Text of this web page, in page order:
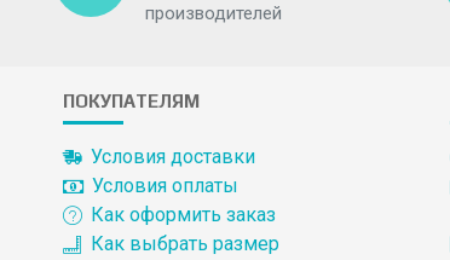
производителей
ПОКУПАТЕЛЯМ
Условия доставки
Условия оплаты
Как оформить заказ
Как выбрать размер